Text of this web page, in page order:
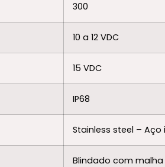
300
10 a 12 VDC
15 VDC
IP68
Stainless steel – Aço
Blindado com